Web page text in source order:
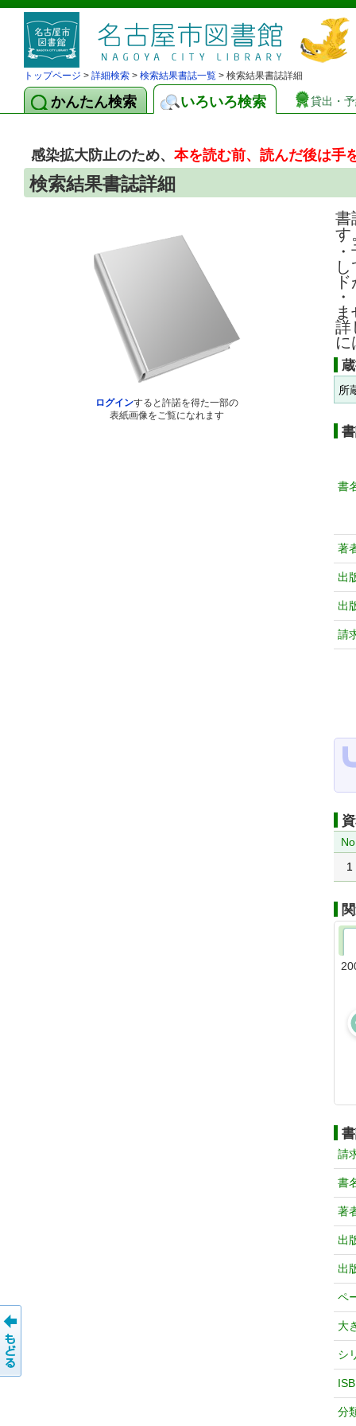
トップページ > 詳細検索 > 検索結果書誌一覧 > 検索結果書誌詳細
かんたん検索 いろいろ検索 貸出・
感染拡大防止のため、本を読む前、読んだ後は手
検索結果書誌詳細
ログインすると許諾を得た一部の
表紙画像をご覧になれます
書
す
詳
に
所
書
著
出
出
請
1
請
書
著
出
出
ペ
大
シ
分